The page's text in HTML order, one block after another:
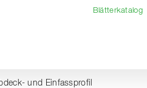
Blätterkatalog
und Einfassprofil